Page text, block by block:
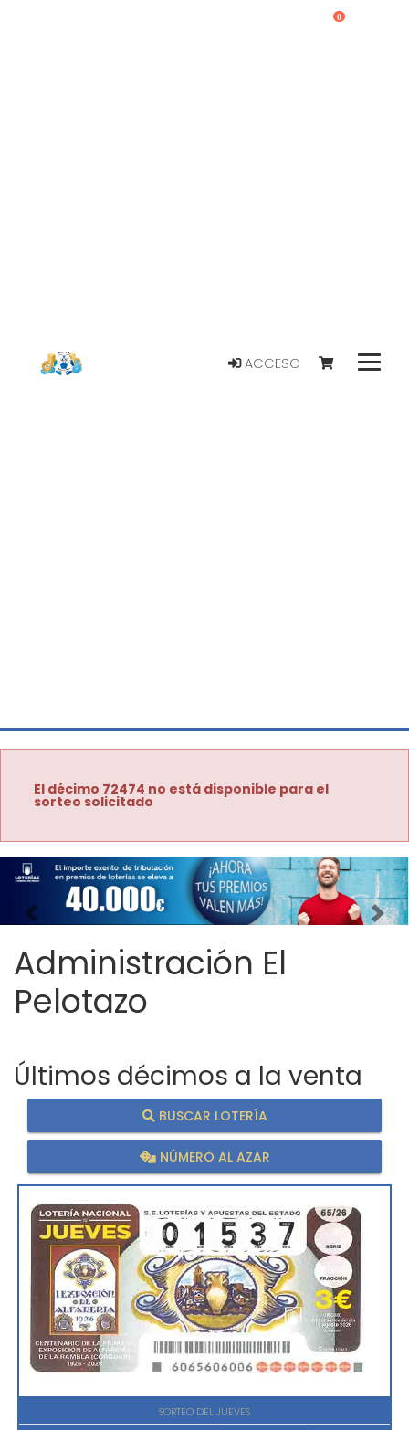
ACCESO
0
El décimo 72474 no está disponible para el
sorteo solicitado
Imagen anterior
Administración El
Pelotazo
Últimos décimos a la venta
BUSCAR LOTERÍA
NÚMERO AL AZAR
SORTEO DEL JUEVES